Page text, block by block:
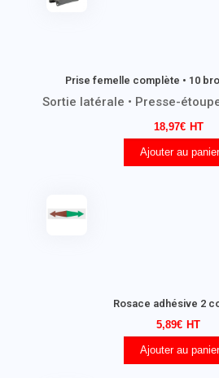
Prise femelle complète • 10
Sortie latérale • Presse-
18,97€
Ajouter au panier
Rosace adhésive 2
5,89€
Ajouter au panier